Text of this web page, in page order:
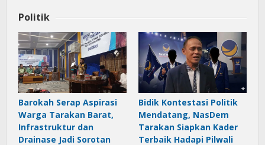
Politik
Barokah Serap Aspirasi
Warga Tarakan Barat,
Infrastruktur dan
Drainase Jadi Sorotan
Bidik Kontestasi Politik
Mendatang, NasDem
Tarakan Siapkan Kader
Terbaik Hadapi Pilwali